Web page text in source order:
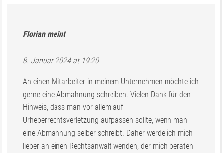
Florian meint
8. Januar 2024 at 19:20
An einen Mitarbeiter in meinem Unternehmen möchte ich
gerne eine Abmahnung schreiben. Vielen Dank für den
Hinweis, dass man vor allem auf
Urheberrechtsverletzung aufpassen sollte, wenn man
eine Abmahnung selber schreibt. Daher werde ich mich
lieber an einen Rechtsanwalt wenden, der mich beraten